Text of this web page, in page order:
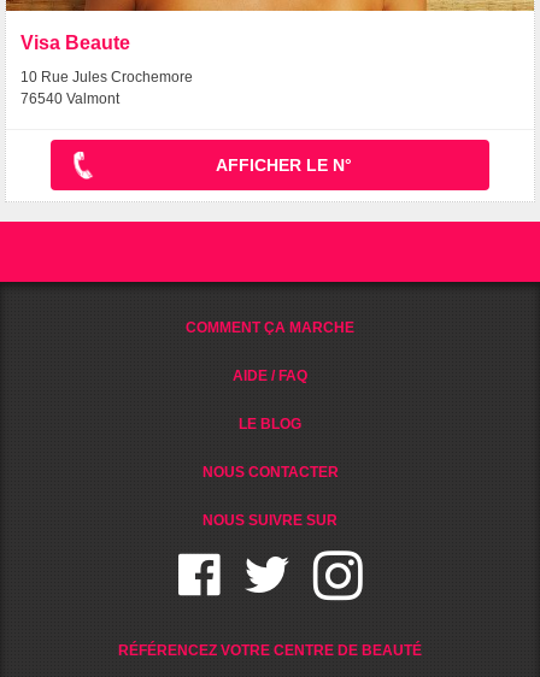
Visa Beaute
10 Rue Jules Crochemore
76540 Valmont
AFFICHER LE N°
COMMENT ÇA MARCHE
AIDE / FAQ
LE BLOG
NOUS CONTACTER
NOUS SUIVRE SUR
RÉFÉRENCEZ VOTRE CENTRE DE BEAUTÉ